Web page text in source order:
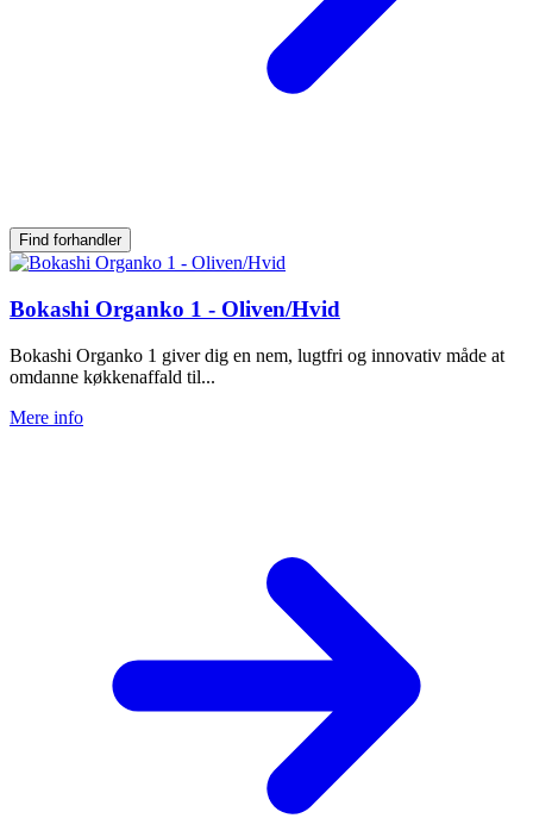
Find forhandler
Bokashi Organko 1 - Oliven/Hvid
Bokashi Organko 1 giver dig en nem, lugtfri og innovativ måde at
omdanne køkkenaffald til...
Mere info